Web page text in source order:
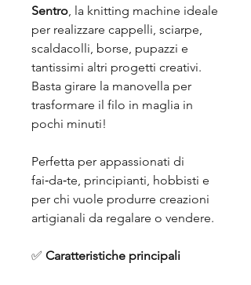
Sentro, la knitting machine ideale
per realizzare cappelli, sciarpe,
scaldacolli, borse, pupazzi e
tantissimi altri progetti creativi.
Basta girare la manovella per
trasformare il filo in maglia in
pochi minuti!
Perfetta per appassionati di
fai‑da‑te, principianti, hobbisti e
per chi vuole produrre creazioni
artigianali da regalare o vendere.
✅ Caratteristiche principali